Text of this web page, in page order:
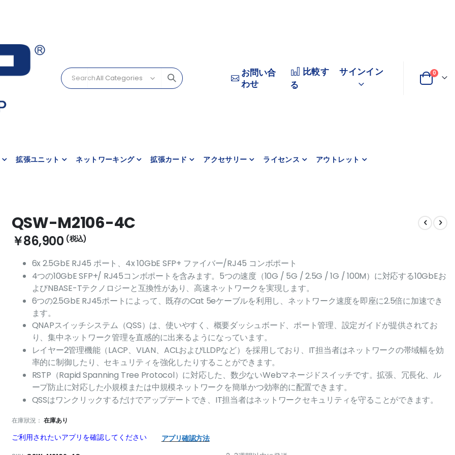
お問い合
わせ
比較す
る
サインイン
変
カート
0商品
拡張ユニット ネットワーキング 拡張カード アクセサリー ライセンス アウトレット
QSW-M2106-4C
￥86,900
6x 2.5GbE RJ45 ポート、4x 10GbE SFP+ ファイバー/RJ45 コンボポート
4つの10GbE SFP+/ RJ45コンボポートを含みます。5つの速度（10G / 5G / 2.5G / 1G / 100M）に対応する10GbEお
よびNBASE-Tテクノロジーと互換性があり、高速ネットワークを実現します。
6つの2.5GbE RJ45ポートによって、既存のCat 5eケーブルを利用し、ネットワーク速度を即座に2.5倍に加速でき
ます。
QNAPスイッチシステム（QSS）は、使いやすく、概要ダッシュボード、ポート管理、設定ガイドが提供されてお
り、集中ネットワーク管理を直感的に出来るようになっています。
レイヤー2管理機能（LACP、VLAN、ACLおよびLLDPなど）を採用しており、IT担当者はネットワークの帯域幅を効
率的に制御したり、セキュリティを強化したりすることができます。
RSTP（Rapid Spanning Tree Protocol）に対応した、数少ないWebマネージドスイッチです。拡張、冗長化、ル
ープ防止に対応した小規模または中規模ネットワークを簡単かつ効率的に配置できます。
QSSはワンクリックするだけでアップデートでき、IT担当者はネットワークセキュリティを守ることができます。
在庫狀況： 在庫あり
ご利用されたいアプリを確認してください アプリ確認方法